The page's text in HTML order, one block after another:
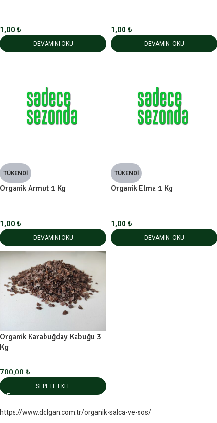
1,00 ₺
DEVAMINI OKU
1,00 ₺
DEVAMINI OKU
TÜKENDI
Organik Armut 1 Kg
1,00 ₺
DEVAMINI OKU
TÜKENDI
Organik Elma 1 Kg
1,00 ₺
DEVAMINI OKU
Organik Karabuğday Kabuğu 3
Kg
700,00 ₺
SEPETE EKLE
https://www.dolgan.com.tr/organik-salca-ve-sos/